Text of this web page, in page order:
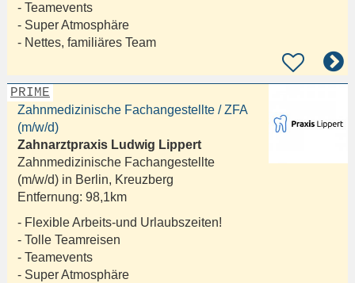
- Teamevents
- Super Atmosphäre
- Nettes, familiäres Team
PRIME
Zahnmedizinische Fachangestellte / ZFA
(m/w/d)
Zahnarztpraxis Ludwig Lippert
Zahnmedizinische Fachangestellte
(m/w/d) in Berlin, Kreuzberg
Entfernung: 98,1km
- Flexible Arbeits-und Urlaubszeiten!
- Tolle Teamreisen
- Teamevents
- Super Atmosphäre